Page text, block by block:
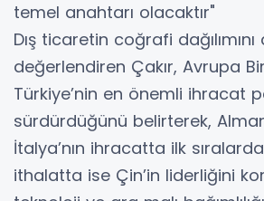
temel anahtarı olacaktır"
Dış ticaretin coğrafi dağılımını
değerlendiren Çakır, Avrupa
Türkiye’nin en önemli ihracat
sürdürdüğünü belirterek,
İtalya’nın ihracatta ilk sıralarda
ithalatta ise Çin’in liderliğini